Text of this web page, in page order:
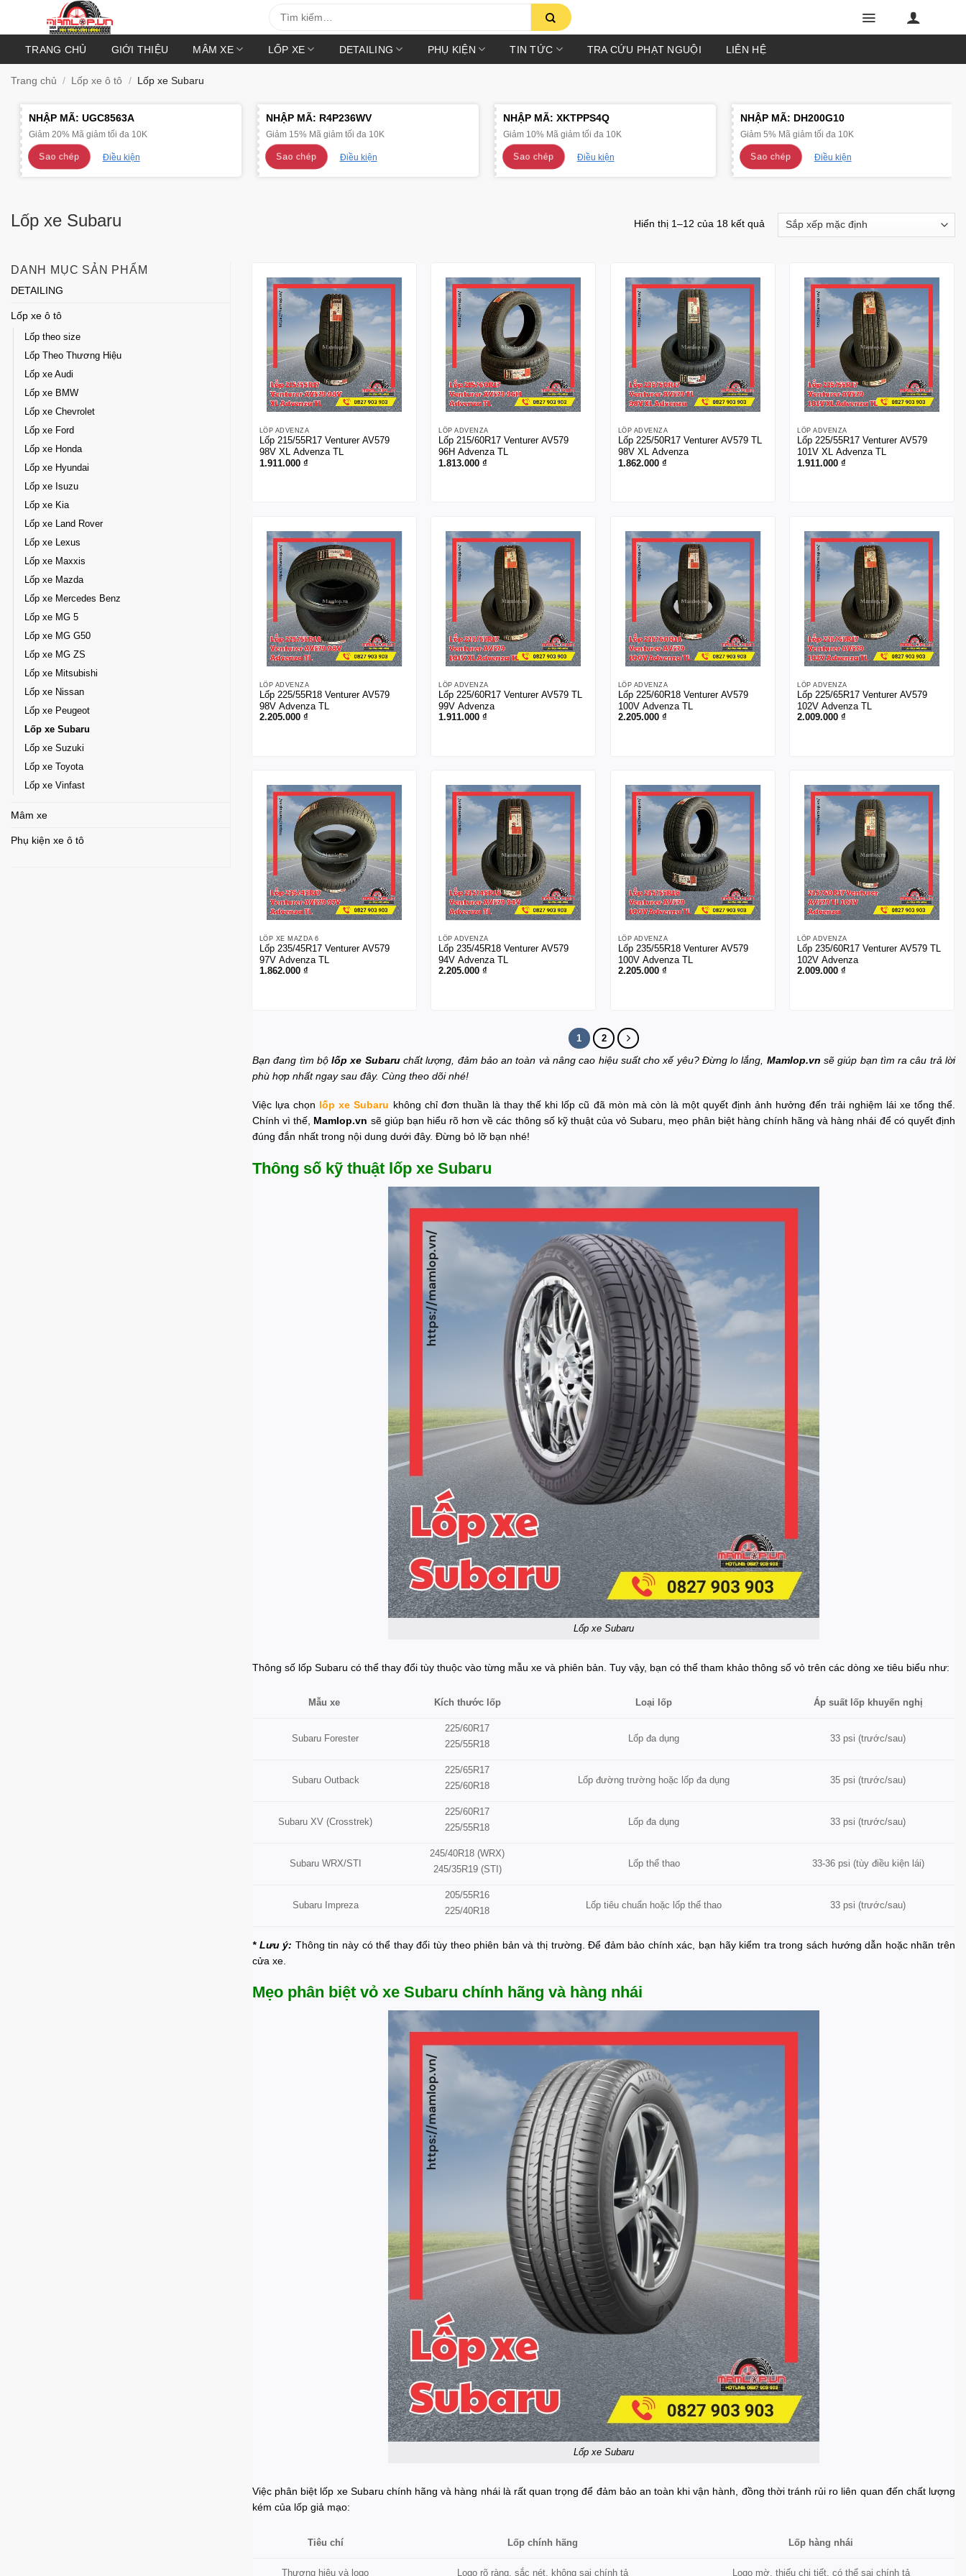
kiếm:
TRANG CHỦ GIỚI THIỆU MÂM XE LỐP XE DETAILING PHỤ KIỆN TIN TỨC TRA CỨU PHẠT NGUỘI LIÊN HỆ
Trang chủ / Lốp xe ô tô / Lốp xe Subaru
NHẬP MÃ: UGC8563A
Giảm 20% Mã giảm tối đa 10K
Sao chép Điều kiện
NHẬP MÃ: R4P236WV
Giảm 15% Mã giảm tối đa 10K
Sao chép Điều kiện
NHẬP MÃ: XKTPPS4Q
Giảm 10% Mã giảm tối đa 10K
Sao chép Điều kiện
NHẬP MÃ: DH200G10
Giảm 5% Mã giảm tối đa 10K
Sao chép Điều kiện
Lốp xe Subaru Hiển thị 1–12 của 18 kết quả
DANH MỤC SẢN PHẨM
DETAILING
Lốp xe ô tô
Lốp theo size
Lốp Theo Thương Hiệu
Lốp xe Audi
Lốp xe BMW
Lốp xe Chevrolet
Lốp xe Ford
Lốp xe Honda
Lốp xe Hyundai
Lốp xe Isuzu
Lốp xe Kia
Lốp xe Land Rover
Lốp xe Lexus
Lốp xe Maxxis
Lốp xe Mazda
Lốp xe Mercedes Benz
Lốp xe MG 5
Lốp xe MG G50
Lốp xe MG ZS
Lốp xe Mitsubishi
Lốp xe Nissan
Lốp xe Peugeot
Lốp xe Subaru
Lốp xe Suzuki
Lốp xe Toyota
Lốp xe Vinfast
Mâm xe
Phụ kiện xe ô tô
LỐP ADVENZA
Lốp 215/55R17 Venturer AV579
98V XL Advenza TL
1.911.000 ₫
LỐP ADVENZA
Lốp 215/60R17 Venturer AV579
96H Advenza TL
1.813.000₫
LỐP ADVENZA
Lốp 225/50R17 Venturer AV579 TL
98V XL Advenza
1.862.000 ₫
LỐP ADVENZA
Lốp 225/55R17 Venturer AV579
101V XL Advenza TL
1.911.000₫
LỐP ADVENZA
Lốp 225/55R18 Venturer AV579
98V Advenza TL
2.205.000 ₫
LỐP ADVENZA
Lốp 225/60R17 Venturer AV579 TL
99V Advenza
1.911.000₫
LỐP ADVENZA
Lốp 225/60R18 Venturer AV579
100V Advenza TL
2.205.000 ₫
LỐP ADVENZA
Lốp 225/65R17 Venturer AV579
102V Advenza TL
2.009.000₫
LỐP XE MAZDA 6
Lốp 235/45R17 Venturer AV579
97V Advenza TL
1.862.000 ₫
LỐP ADVENZA
Lốp 235/45R18 Venturer AV579
94V Advenza TL
2.205.000₫
LỐP ADVENZA
Lốp 235/55R18 Venturer AV579
100V Advenza TL
2.205.000 ₫
LỐP ADVENZA
Lốp 235/60R17 Venturer AV579 TL
102V Advenza
2.009.000₫
1 2
Bạn đang tìm bộlốp xe Subaruchất lượng, đảm bảo an toàn và nâng cao hiệu suất cho xế yêu? Đừng lo lắng, Mamlop.vn sẽ giúp bạn tìm ra câu trả lời
phù hợp nhất ngay sau đây. Cùng theo dõi nhé!
Việc lựa chọn lốp xe Subaru không chỉ đơn thuần là thay thế khi lốp cũ đã mòn mà còn là một quyết định ảnh hưởng đến trải nghiệm lái xe tổng thể.
Chính vì thế, Mamlop.vn sẽ giúp bạn hiểu rõ hơn về các thông số kỹ thuật của vỏ Subaru, mẹo phân biệt hàng chính hãng và hàng nhái để có quyết định
đúng đắn nhất trong nội dung dưới đây. Đừng bỏ lỡ bạn nhé!
Thông số kỹ thuật lốp xe Subaru
Lốp xe Subaru
Thông số lốp Subaru có thể thay đổi tùy thuộc vào từng mẫu xe và phiên bản. Tuy vậy, bạn có thể tham khảo thông số vỏ trên các dòng xe tiêu biểu như:
Mẫu xe Kích thước lốp Loại lốp Áp suất lốp khuyến nghị
Subaru Forester
225/60R17
225/55R18
Lốp đa dụng 33 psi (trước/sau)
Subaru Outback
225/65R17
225/60R18
Lốp đường trường hoặc lốp đa dụng 35 psi (trước/sau)
Subaru XV (Crosstrek)
225/60R17
225/55R18
Lốp đa dụng 33 psi (trước/sau)
Subaru WRX/STI
245/40R18 (WRX)
245/35R19 (STI)
Lốp thể thao 33-36 psi (tùy điều kiện lái)
Subaru Impreza
205/55R16
225/40R18
Lốp tiêu chuẩn hoặc lốp thể thao 33 psi (trước/sau)
* Lưu ý: Thông tin này có thể thay đổi tùy theo phiên bản và thị trường. Để đảm bảo chính xác, bạn hãy kiểm tra trong sách hướng dẫn hoặc nhãn trên
cửa xe.
Mẹo phân biệt vỏ xe Subaru chính hãng và hàng nhái
Lốp xe Subaru
Việc phân biệt lốp xe Subaru chính hãng và hàng nhái là rất quan trọng để đảm bảo an toàn khi vận hành, đồng thời tránh rủi ro liên quan đến chất lượng
kém của lốp giả mạo:
Tiêu chí Lốp chính hãng Lốp hàng nhái
Thương hiệu và logo Logo rõ ràng, sắc nét, không sai chính tả Logo mờ, thiếu chi tiết, có thể sai chính tả